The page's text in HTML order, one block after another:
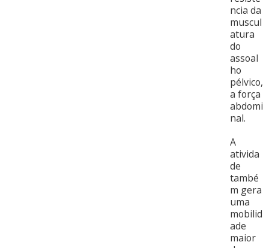
ncia da
muscul
atura
do
assoal
ho
pélvico,
a força
abdomi
nal.
A
ativida
de
també
m gera
uma
mobilid
ade
maior